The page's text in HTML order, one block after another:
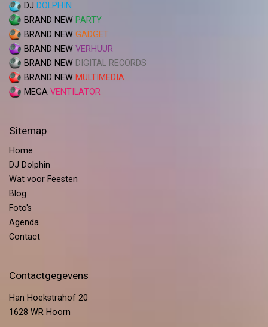
DJ DOLPHIN
BRAND NEW PARTY
BRAND NEW GADGET
BRAND NEW VERHUUR
BRAND NEW DIGITAL RECORDS
BRAND NEW MULTIMEDIA
MEGA VENTILATOR
Sitemap
Home
DJ Dolphin
Wat voor Feesten
Blog
Foto's
Agenda
Contact
Contactgegevens
Han Hoekstrahof 20
1628 WR Hoorn